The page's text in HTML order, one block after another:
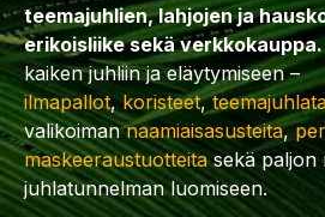
teemajuhlien, lahjojen ja
erikoisliike sekä verkkokauppa.
kaiken juhliin ja eläytymiseen –
ilmapallot,koristeet,
valikoimannaamiaisasusteita,
maskeeraustuotteitasekä paljon
juhlatunnelman luomiseen.